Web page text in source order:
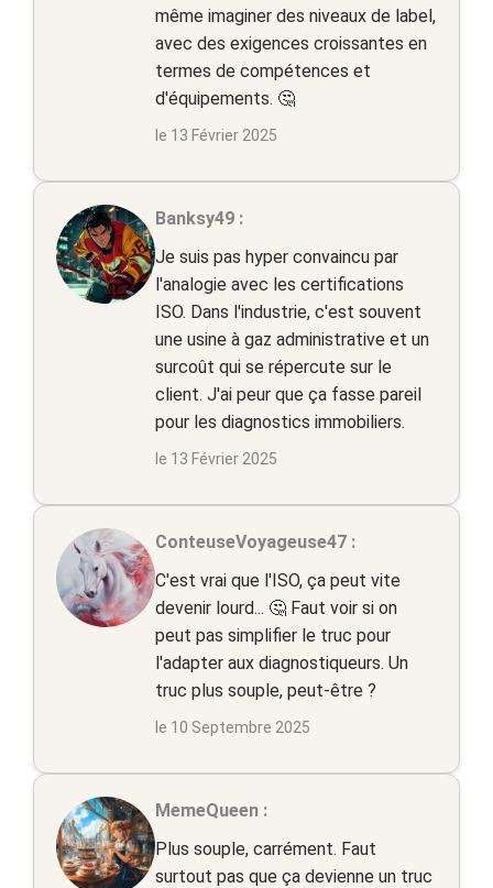
même imaginer des niveaux de label,
avec des exigences croissantes en
termes de compétences et
d'équipements. 🤔
le 13 Février 2025
Banksy49 :
Je suis pas hyper convaincu par
l'analogie avec les certifications
ISO. Dans l'industrie, c'est souvent
une usine à gaz administrative et un
surcoût qui se répercute sur le
client. J'ai peur que ça fasse pareil
pour les diagnostics immobiliers.
le 13 Février 2025
ConteuseVoyageuse47 :
C'est vrai que l'ISO, ça peut vite
devenir lourd... 🤔 Faut voir si on
peut pas simplifier le truc pour
l'adapter aux diagnostiqueurs. Un
truc plus souple, peut-être ?
le 10 Septembre 2025
MemeQueen :
Plus souple, carrément. Faut
surtout pas que ça devienne un truc